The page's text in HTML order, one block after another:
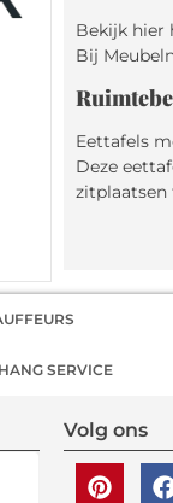
Bekijk hier
Bij
Eettafels
Deze
zitplaatsen
SERVICE
Volg ons